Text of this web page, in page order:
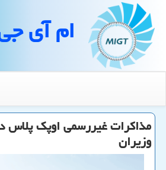
ام آی
مذاكرات غیررسمی اوپك
وزیران